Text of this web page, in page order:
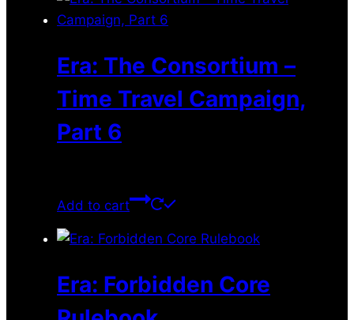
Era: The Consortium –
Time Travel Campaign,
Part 6
Add to cart
Era: Forbidden Core